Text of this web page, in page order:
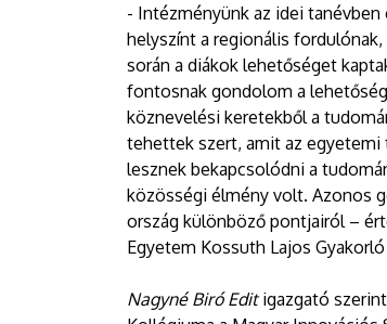
- Intézményünk az idei
helyszínt a regionális
során a diákok lehetőséget
fontosnak gondolom a
köznevelési keretekből a
tehettek szert, amit az egyetemi
lesznek bekapcsolódni a
közösségi élmény volt. Azonos
ország különböző pontjairól –
Egyetem Kossuth Lajos
Nagyné Biró Editigazgató szerint